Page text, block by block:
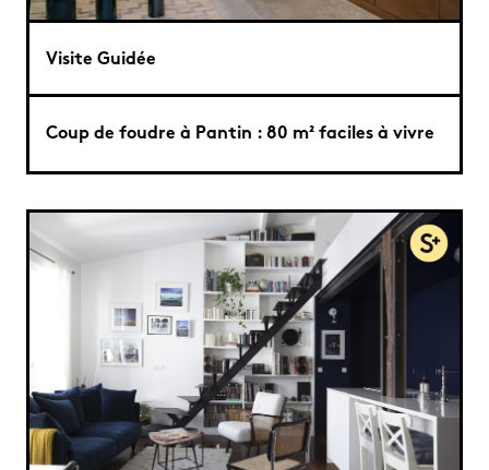
Visite Guidée
Coup de foudre à Pantin : 80 m² faciles à vivre